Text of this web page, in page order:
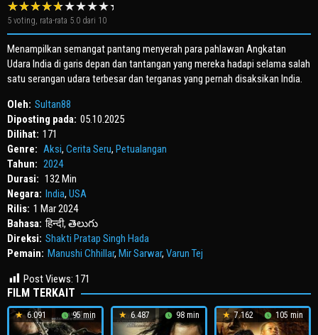
5 voting, rata-rata 5.0 dari 10
Menampilkan semangat pantang menyerah para pahlawan Angkatan
Udara India di garis depan dan tantangan yang mereka hadapi selama salah
satu serangan udara terbesar dan terganas yang pernah disaksikan India.
Oleh: Sultan88
Diposting pada: 05.10.2025
Dilihat: 171
Genre: Aksi, Cerita Seru, Petualangan
Tahun: 2024
Durasi: 132 Min
Negara: India, USA
Rilis: 1 Mar 2024
Bahasa: हिन्दी, తెలుగు
Direksi: Shakti Pratap Singh Hada
Pemain: Manushi Chhillar, Mir Sarwar, Varun Tej
Post Views: 171
FILM TERKAIT
6.091 95 min 6.487 98 min 7.162 105 min